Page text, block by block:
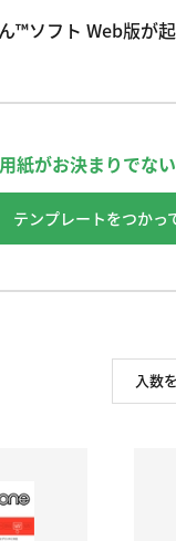
™ソフト Web版が
紙がお決まりでな
テンプレートをつかっ